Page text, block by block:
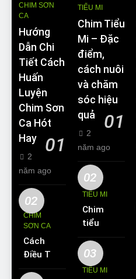
CHIM SƠN
CA
Hướng
Dẫn Chi
Tiết Cách
Huấn
Luyện
Chim Sơn
Ca Hót
Hay
01
2
năm ago
02
CHIM
SƠN CA
Cách
Điều Trị
Hiệu
TIỂU MI
Chim Tiểu
Mi – Đặc
điểm,
cách nuôi
và chăm
sóc hiệu
quả
01
2
năm ago
02
TIỂU MI
Chim
tiểu mi
ăn gì?
Kinh
nghiệm
03
TIỂU MI